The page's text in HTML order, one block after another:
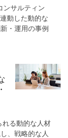
ンサルティン
動した動的な
・運用の事例
れる動的な人材
、戦略的な人